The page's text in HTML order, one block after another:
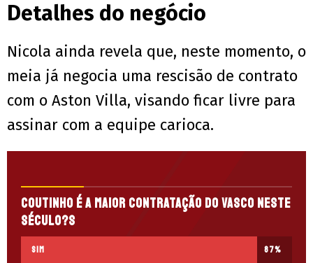
Detalhes do negócio
Nicola ainda revela que, neste momento, o
meia já negocia uma rescisão de contrato
com o Aston Villa, visando ficar livre para
assinar com a equipe carioca.
Coutinho é a maior contratação do Vasco neste
século?s
Sim 87%